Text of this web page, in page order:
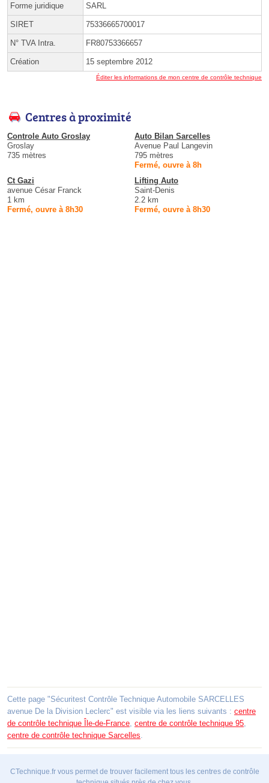
Forme juridique SARL
SIRET 75336665700017
N° TVA Intra. FR80753366657
Création 15 septembre 2012
Éditer les informations de mon centre de contrôle technique
Centres à proximité
Controle Auto Groslay
Groslay
735 mètres
Auto Bilan Sarcelles
Avenue Paul Langevin
795 mètres
Fermé, ouvre à 8h
Ct Gazi
avenue César Franck
1 km
Fermé, ouvre à 8h30
Lifting Auto
Saint-Denis
2.2 km
Fermé, ouvre à 8h30
Cette page "Sécuritest Contrôle Technique Automobile SARCELLES
avenue De la Division Leclerc" est visible via les liens suivants : centre
de contrôle technique Île-de-France centre de contrôle technique 95
centre de contrôle technique Sarcelles
CTechnique.fr vous permet de trouver facilement tous les centres de contrôle